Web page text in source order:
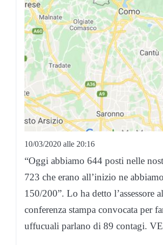
10/03/2020 alle 20:16
“Oggi abbiamo 644 posti nelle
723 che erano all’inizio ne
150/200”. Lo ha detto l’assessore
conferenza stampa convocata per
uffucuali parlano di 89 contagi.